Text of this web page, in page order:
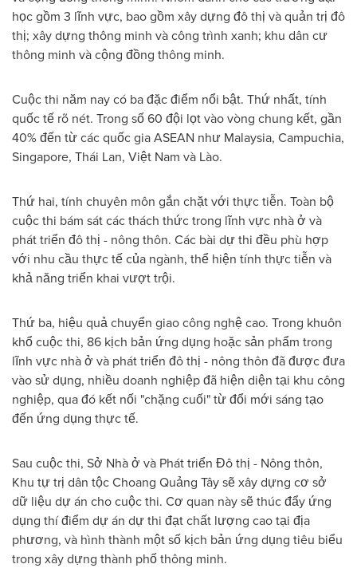
học gồm 3 lĩnh vực, bao gồm xây dựng đô thị và quản trị đô
thị; xây dựng thông minh và công trình xanh; khu dân cư
thông minh và cộng đồng thông minh.
Cuộc thi năm nay có ba đặc điểm nổi bật. Thứ nhất, tính
quốc tế rõ nét. Trong số 60 đội lọt vào vòng chung kết, gần
40% đến từ các quốc gia ASEAN như Malaysia, Campuchia,
Singapore, Thái Lan, Việt Nam và Lào.
Thứ hai, tính chuyên môn gắn chặt với thực tiễn. Toàn bộ
cuộc thi bám sát các thách thức trong lĩnh vực nhà ở và
phát triển đô thị - nông thôn. Các bài dự thi đều phù hợp
với nhu cầu thực tế của ngành, thể hiện tính thực tiễn và
khả năng triển khai vượt trội.
Thứ ba, hiệu quả chuyển giao công nghệ cao. Trong khuôn
khổ cuộc thi, 86 kịch bản ứng dụng hoặc sản phẩm trong
lĩnh vực nhà ở và phát triển đô thị - nông thôn đã được đưa
vào sử dụng, nhiều doanh nghiệp đã hiện diện tại khu công
nghiệp, qua đó kết nối "chặng cuối" từ đổi mới sáng tạo
đến ứng dụng thực tế.
Sau cuộc thi, Sở Nhà ở và Phát triển Đô thị - Nông thôn,
Khu tự trị dân tộc Choang Quảng Tây sẽ xây dựng cơ sở
dữ liệu dự án cho cuộc thi. Cơ quan này sẽ thúc đẩy ứng
dụng thí điểm dự án dự thi đạt chất lượng cao tại địa
phương, và hình thành một số kịch bản ứng dụng tiêu biểu
trong xây dựng thành phố thông minh.